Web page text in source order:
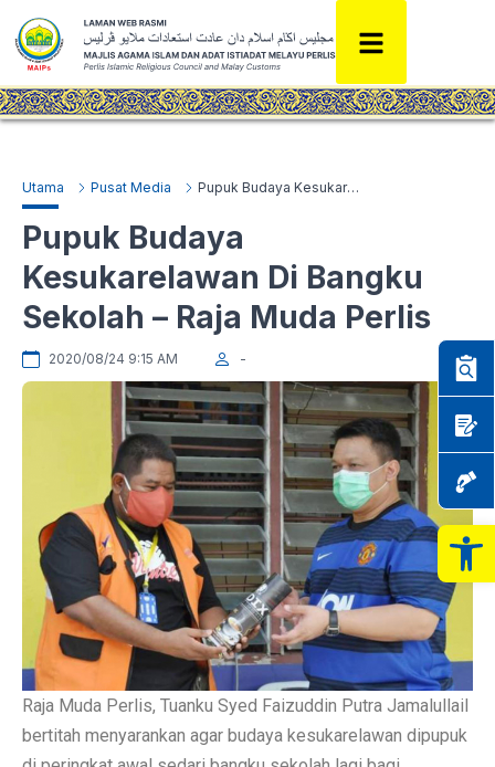
Utama Pusat Media Pupuk Budaya Kesukarelawan Di Bangku Sekolah – Raja Muda Perlis
Pupuk Budaya
Kesukarelawan Di Bangku
Sekolah – Raja Muda Perlis
2020/08/24 9:15 AM -
Raja Muda Perlis, Tuanku Syed Faizuddin Putra Jamalullail
bertitah menyarankan agar budaya kesukarelawan dipupuk